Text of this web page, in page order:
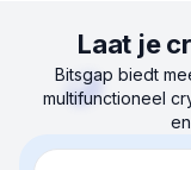
Laat je
Bitsgap biedt
multifunctioneel